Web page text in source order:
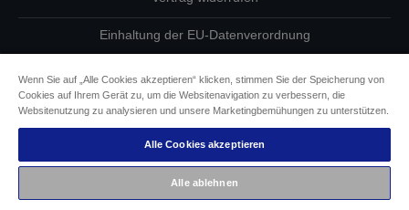
Einhaltung der EU-Datenverordnung
Informationen zu Cookies
Epson Engagement für Barrierefreiheit
Copyright © 2026 Seiko Epson
Wenn Sie auf „Alle Cookies akzeptieren“ klicken, stimmen Sie der Speicherung von
Cookies auf Ihrem Gerät zu, um die Websitenavigation zu verbessern, die
Websitenutzung zu analysieren und unsere Marketingbemühungen zu unterstützen.
Alle Cookies akzeptieren
Alle ablehnen